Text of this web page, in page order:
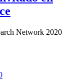
Network 2020